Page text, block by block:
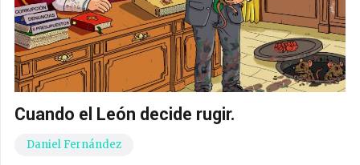
Cuando el León decide rugir.
Daniel Fernández